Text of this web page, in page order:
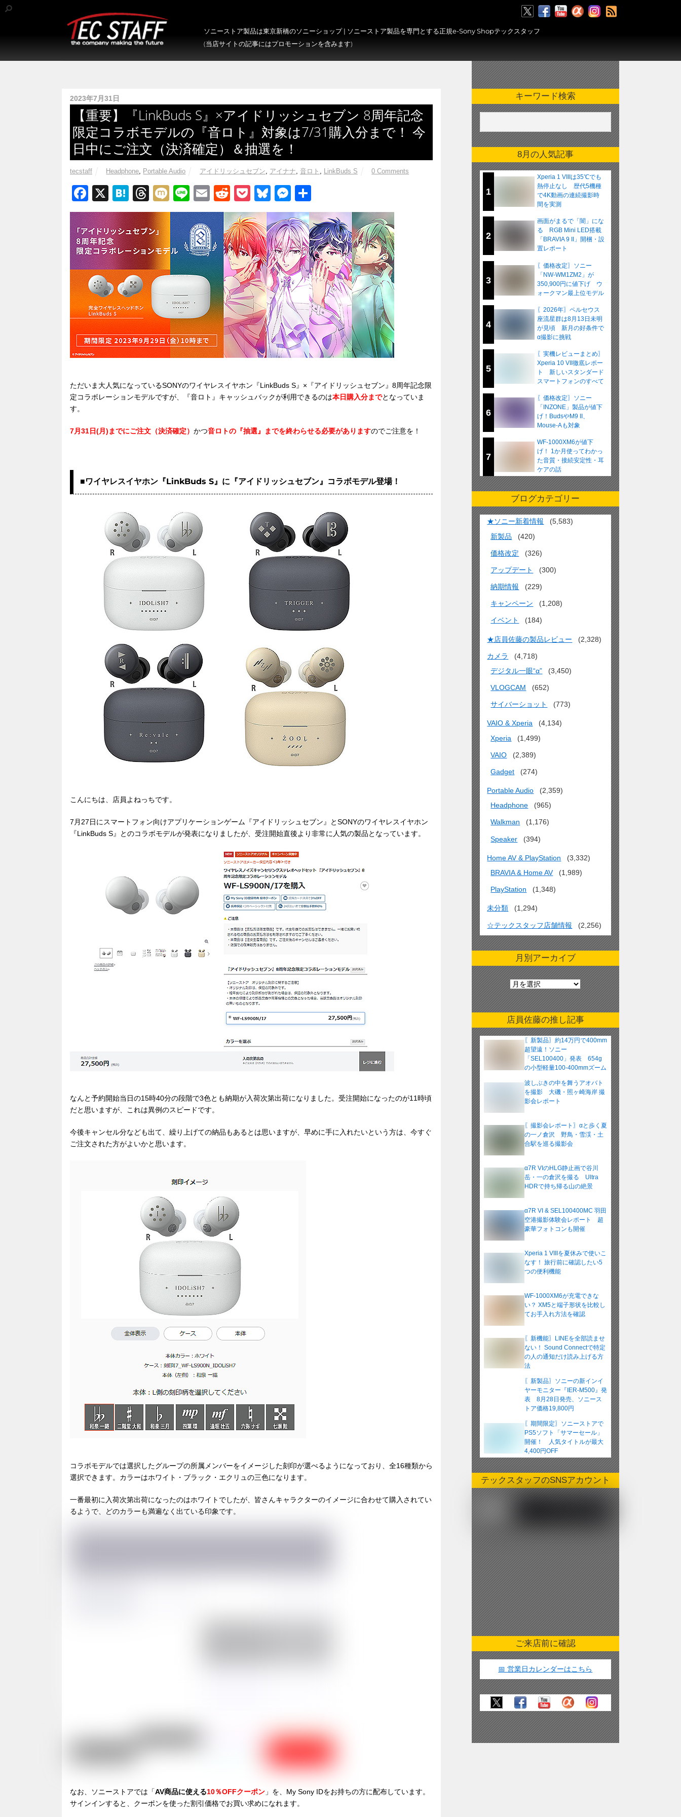
ソニーストア製品は東京新橋のソニーショップ | ソニーストア製品を専門とする正規e-Sony Shopテックスタッフ
(当店サイトの記事にはプロモーションを含みます)
2023年7月31日
【重要】『LinkBuds S』×アイドリッシュセブン 8周年記念
限定コラボモデルの『音ロト』対象は7/31購入分まで！ 今
日中にご注文（決済確定）＆抽選を！
tecstaff Headphone, Portable Audio アイドリッシュセブン, アイナナ, 音ロト , LinkBuds S 0 Comments
F
a
c
e
b
o
o
k
X
H
at
e
n
a
T
hr
e
a
d
s
M
ixi
Li
n
e
E
m
ail
R
e
d
di
t
P
o
ck
et
Bl
u
e
sk
y
M
e
ss
e
n
g
er
有
ただいま大人気になっているSONYのワイヤレスイヤホン『LinkBuds S』×『アイドリッシュセブン』8周年記念限
定コラボレーションモデルですが、『音ロト』キャッシュバックが利用できるのは本日購入分までとなっていま
す。
7月31日(月)までにご注文（決済確定） かつ音ロトの『抽選』までを終わらせる必要がありますのでご注意を！
■ワイヤレスイヤホン『LinkBuds S』に『アイドリッシュセブン』コラボモデル登場！
こんにちは、店員よねっちです。
7月27日にスマートフォン向けアプリケーションゲーム『アイドリッシュセブン』とSONYのワイヤレスイヤホン
『LinkBuds S』とのコラボモデルが発表になりましたが、受注開始直後より非常に人気の製品となっています。
なんと予約開始当日の15時40分の段階で3色とも納期が入荷次第出荷になりました。受注開始になったのが11時頃
だと思いますが、これは異例のスピードです。
今後キャンセル分なども出て、繰り上げての納品もあるとは思いますが、早めに手に入れたいという方は、今すぐ
ご注文された方がよいかと思います。
コラボモデルでは選択したグループの所属メンバーをイメージした刻印が選べるようになっており、全16種類から
選択できます。カラーはホワイト・ブラック・エクリュの三色になります。
一番最初に入荷次第出荷になったのはホワイトでしたが、皆さんキャラクターのイメージに合わせて購入されてい
るようで、どのカラーも満遍なく出ている印象です。
なお、ソニーストアでは「AV商品に使える10％OFFクーポン 」を、My Sony IDをお持ちの方に配布しています。
サインインすると、クーポンを使った割引価格でお買い求めになれます。
キーワード検索
8月の人気記事
1
Xperia 1 VIIIは35℃でも
熱停止なし 歴代5機種
で4K動画の連続撮影時
間を実測
2
画面がまるで「闇」にな
る RGB Mini LED搭載
「BRAVIA 9 II」開梱・設
置レポート
3
〖価格改定〗ソニー
「NW-WM1ZM2」が
350,900円に値下げ ウ
ォークマン最上位モデル
4
〖2026年〗ペルセウス
座流星群は8月13日未明
が見頃 新月の好条件で
α撮影に挑戦
5
〖実機レビューまとめ〗
Xperia 10 VII徹底レポー
ト 新しいスタンダード
スマートフォンのすべて
6
〖価格改定〗ソニー
「INZONE」製品が値下
げ！BudsやM9 II、
Mouse-Aも対象
7
WF-1000XM6が値下
げ！ 1か月使ってわかっ
た音質・接続安定性・耳
ケアの話
ブログカテゴリー
★ソニー新着情報
(5,583)
新製品
(420)
価格改定 (326)
アップデート (300)
納期情報 (229)
キャンペーン (1,208)
イベント (184)
★店員佐藤の製品レビュー (2,328)
カメラ
(4,718)
デジタル一眼“α”
(3,450)
VLOGCAM (652)
サイバーショット (773)
VAIO & Xperia
(4,134)
Xperia
(1,499)
VAIO (2,389)
Gadget (274)
Portable Audio
(2,359)
Headphone
(965)
Walkman (1,176)
Speaker (394)
Home AV & PlayStation
(3,332)
BRAVIA & Home AV
(1,989)
PlayStation (1,348)
未分類 (1,294)
☆テックスタッフ店舗情報 (2,256)
月別アーカイブ
月
別
ア
ー
カ
イ
店員佐藤の推し記事
〖新製品〗約14万円で400mm
超望遠！ソニー
「SEL100400」発表 654g
の小型軽量100-400mmズーム
波しぶきの中を舞うアオバト
を撮影 大磯・照ヶ崎海岸 撮
影会レポート
〖撮影会レポート〗αと歩く夏
の一ノ倉沢 野鳥・雪渓・土
合駅を巡る撮影会
α7R VIのHLG静止画で谷川
岳・一の倉沢を撮る Ultra
HDRで持ち帰る山の絶景
α7R VI & SEL100400MC 羽田
空港撮影体験会レポート 超
豪華フォトコンも開催
Xperia 1 VIIIを夏休みで使いこ
なす！ 旅行前に確認したい5
つの便利機能
WF-1000XM6が充電できな
い？ XM5と端子形状を比較し
てお手入れ方法を確認
〖新機能〗LINEを全部読ませ
ない！ Sound Connectで特定
の人の通知だけ読み上げる方
法
〖新製品〗ソニーの新インイ
ヤーモニター『IER-M500』発
表 8月28日発売、ソニース
トア価格19,800円
〖期間限定〗ソニーストアで
PS5ソフト「サマーセール」
開催！ 人気タイトルが最大
4,400円OFF
テックスタッフのSNSアカウント
ご来店前に確認
📅 営業日カレンダーはこちら